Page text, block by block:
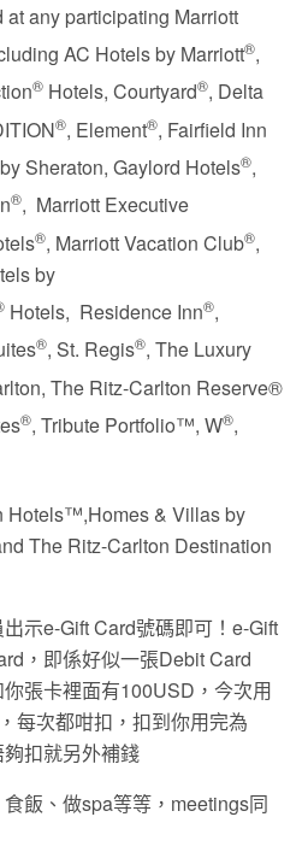
any participating Marriott
AC Hotels by Marriott®,
® Hotels, Courtyard®, Delta
®, Element®, Fairfield Inn
by Sheraton, Gaylord Hotels®,
®, Marriott Executive
®, Marriott Vacation Club®,
by
Hotels, Residence Inn®,
®, St. Regis®, The Luxury
The Ritz-Carlton Reserve®
®, Tribute Portfolio™, W®,
Hotels™,Homes & Villas by
The Ritz-Carlton Destination
示e-Gift Card號碼即可！e-Gift
，即係好似一張Debit Card
張卡裡面有100USD，今次用
每次都咁扣，扣到你用完為
扣就另外補錢
飯、做spa等等，meetings同